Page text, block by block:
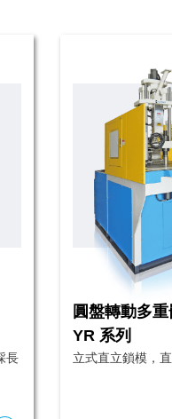
長
圓盤轉動多
YR 系列
立式直立鎖模，直